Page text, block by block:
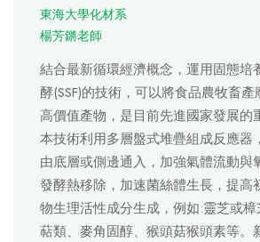
東海大學化材系
楊芳鏘老師
結合最新循環經濟概念，運用固態培
酵(SSF)的技術，可以將食品農牧畜
高價值產物，是目前先進國家發展的
本技術利用多層盤式堆疊組成反應器
由底層或側邊通入，加強氣體流動與
發酵熱移除，加速菌絲體生長，提高
物生理活性成分生成，例如:靈芝或
萜類、麥角固醇、猴頭菇猴頭素等。